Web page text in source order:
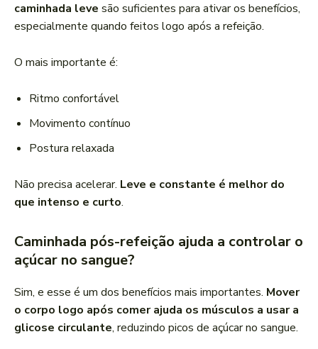
caminhada leve são suficientes para ativar os benefícios,
especialmente quando feitos logo após a refeição.
O mais importante é:
Ritmo confortável
Movimento contínuo
Postura relaxada
Não precisa acelerar. Leve e constante é melhor do
que intenso e curto.
Caminhada pós-refeição ajuda a controlar o
açúcar no sangue?
Sim, e esse é um dos benefícios mais importantes. Mover
o corpo logo após comer ajuda os músculos a usar a
glicose circulante, reduzindo picos de açúcar no sangue.